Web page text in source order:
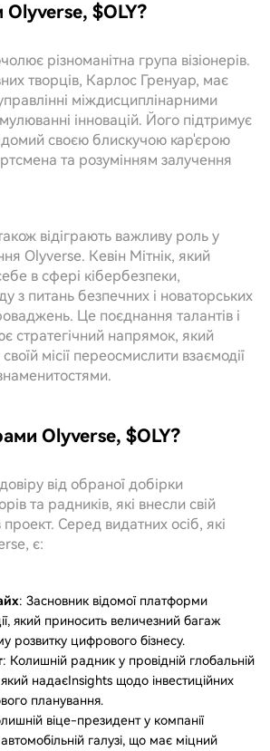
$OLY?
різноманітна група візіонерів.
творців, Карлос Гренуар, має
міждисциплінарними
інновацій. Його підтримує
своєю блискучою кар'єрою
та розумінням залучення
відіграють важливу роль у
Olyverse. Кевін Мітнік, який
в сфері кібербезпеки,
з питань безпечних і новаторських
Це поєднання талантів і
стратегічний напрямок, який
місії переосмислити взаємодії
Olyverse, $OLY?
від обраної добірки
та радників, які внесли свій
проект. Серед видатних осіб, які
є:
: Засновник відомої платформи
який приносить величезний багаж
розвитку цифрового бізнесу.
: Колишній радник у провідній глобальній
який надаєInsights щодо інвестиційних
планування.
віце-президент у компанії
галузі, що має міцний